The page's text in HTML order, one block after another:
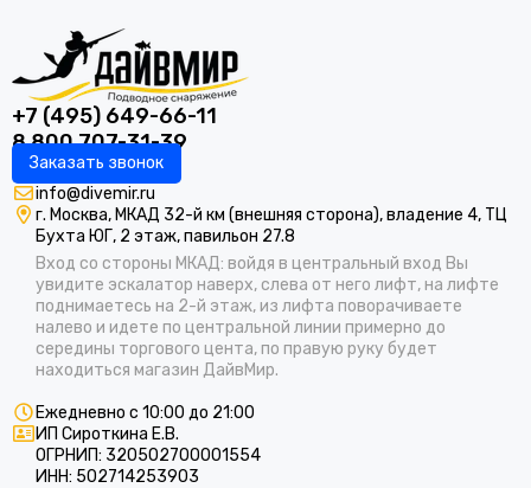
+7 (495) 649-66-11
8 800 707-31-39
Заказать звонок
info@divemir.ru
г. Москва, МКАД 32-й км (внешняя сторона), владение 4, ТЦ
Бухта ЮГ, 2 этаж, павильон 27.8
Вход со стороны МКАД: войдя в центральный вход Вы
увидите эскалатор наверх, слева от него лифт, на лифте
поднимаетесь на 2-й этаж, из лифта поворачиваете
налево и идете по центральной линии примерно до
середины торгового цента, по правую руку будет
находиться магазин ДайвМир.
Ежедневно с 10:00 до 21:00
ИП Сироткина Е.В.
ОГРНИП: 320502700001554
ИНН: 502714253903